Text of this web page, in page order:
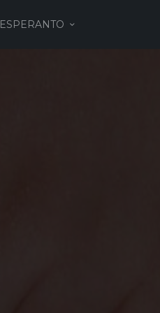
ESPERANTO